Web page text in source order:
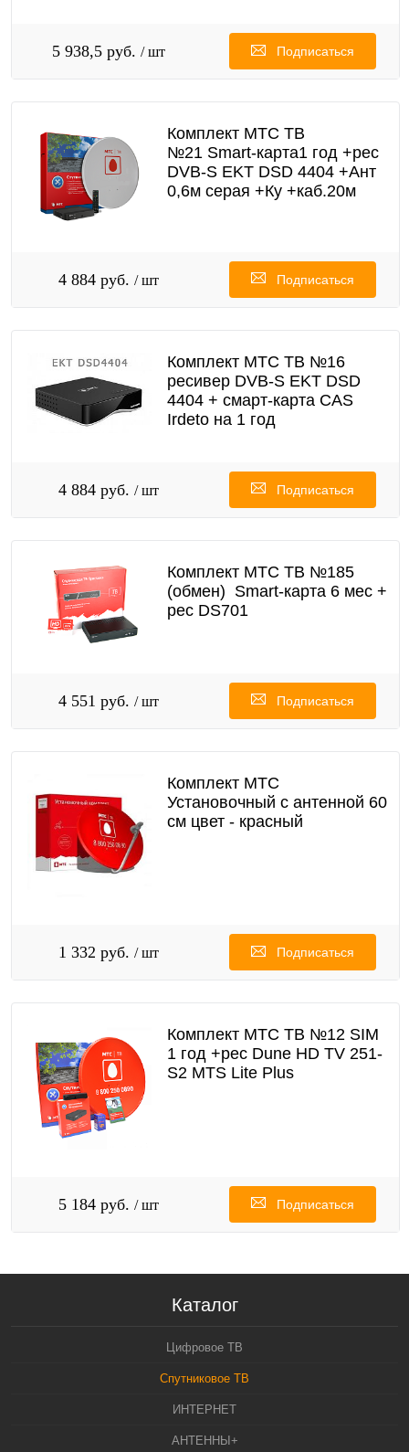
5 938,5 руб. / шт Подписаться
Комплект МТС ТВ
№21 Smart-карта1 год +рес
DVB-S EKT DSD 4404 +Ант
0,6м серая +Ку +каб.20м
4 884 руб. / шт Подписаться
Комплект МТС ТВ №16
ресивер DVB-S EKT DSD
4404 + смарт-карта CAS
Irdeto на 1 год
4 884 руб. / шт Подписаться
Комплект МТС ТВ №185
(обмен) Smart-карта 6 мес +
рес DS701
4 551 руб. / шт Подписаться
Комплект МТС
Установочный с антенной 60
см цвет - красный
1 332 руб. / шт Подписаться
Комплект МТС ТВ №12 SIM
1 год +рес Dune HD TV 251-
S2 MTS Lite Plus
5 184 руб. / шт Подписаться
Каталог
Цифровое ТВ
Спутниковое ТВ
ИНТЕРНЕТ
АНТЕННЫ+